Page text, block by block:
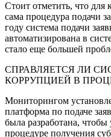
Стоит отметить, что для
сама процедура подачи
году система подачи
автоматизирована в
стало еще большей
СПРАВЛЯЕТСЯ ЛИ
КОРРУПЦИЕЙ В
Мониторингом
платформа по подаче
была разработана,
процедуре получения